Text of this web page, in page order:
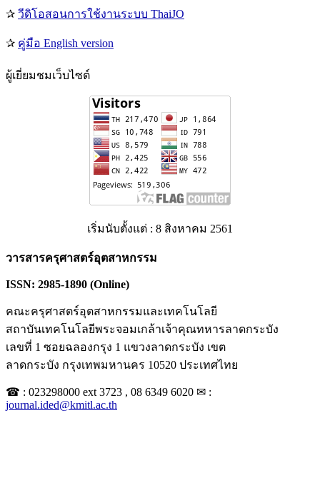
✰ วีดิโอสอนการใช้งานระบบ ThaiJO
✰ คู่มือ English version
ผู้เยี่ยมชมเว็บไซต์
เริ่มนับตั้งแต่ : 8 สิงหาคม 2561
วารสารครุศาสตร์อุตสาหกรรม
ISSN: 2985-1890 (Online)
คณะครุศาสตร์อุตสาหกรรมและเทคโนโลยี
สถาบันเทคโนโลยีพระจอมเกล้าเจ้าคุณทหารลาดกระบัง
เลขที่ 1 ซอยฉลองกรุง 1 แขวงลาดกระบัง เขต
ลาดกระบัง กรุงเทพมหานคร 10520 ประเทศไทย
☎ : 023298000 ext 3723 , 08 6349 6020 ✉ :
journal.ided@kmitl.ac.th